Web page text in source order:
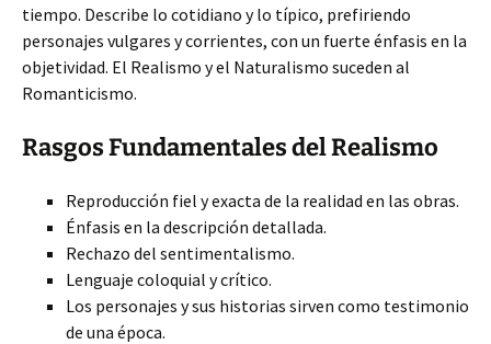
tiempo. Describe lo cotidiano y lo típico, prefiriendo
personajes vulgares y corrientes, con un fuerte énfasis en la
objetividad. El Realismo y el Naturalismo suceden al
Romanticismo.
Rasgos Fundamentales del Realismo
Reproducción fiel y exacta de la realidad en las obras.
Énfasis en la descripción detallada.
Rechazo del sentimentalismo.
Lenguaje coloquial y crítico.
Los personajes y sus historias sirven como testimonio
de una época.